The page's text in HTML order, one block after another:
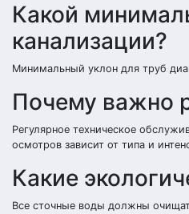
Какой
канализации?
Минимальный уклон для труб
Почему важно
Регулярное техническое
осмотров зависит от типа и
Какие
Все сточные воды должны